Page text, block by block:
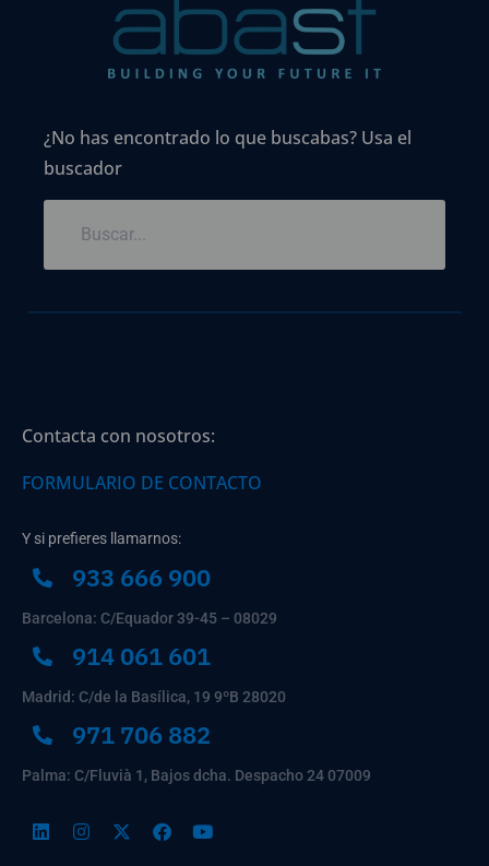
¿No has encontrado lo que buscabas? Usa el
buscador
Contacta con nosotros:
FORMULARIO DE CONTACTO
Y si prefieres llamarnos:
933 666 900
Barcelona: C/Equador 39-45 – 08029
914 061 601
Madrid: C/de la Basílica, 19 9ºB 28020
971 706 882
Palma: C/Fluvià 1, Bajos dcha. Despacho 24 07009